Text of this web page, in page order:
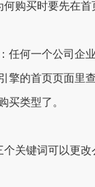
何购买时要先在
任何一个公司企
擎的首页页面里
买类型了。
个关键词可以更改